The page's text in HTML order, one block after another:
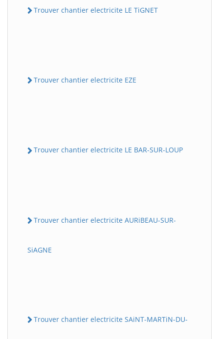
Trouver chantier electricite LE TiGNET
Trouver chantier electricite EZE
Trouver chantier electricite LE BAR-SUR-LOUP
Trouver chantier electricite AURiBEAU-SUR-
SiAGNE
Trouver chantier electricite SAiNT-MARTiN-DU-